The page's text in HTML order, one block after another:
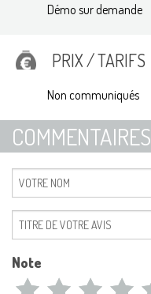
Démo sur demande
PRIX / TARIFS
Non communiqués
COMMENTAIRES
Note